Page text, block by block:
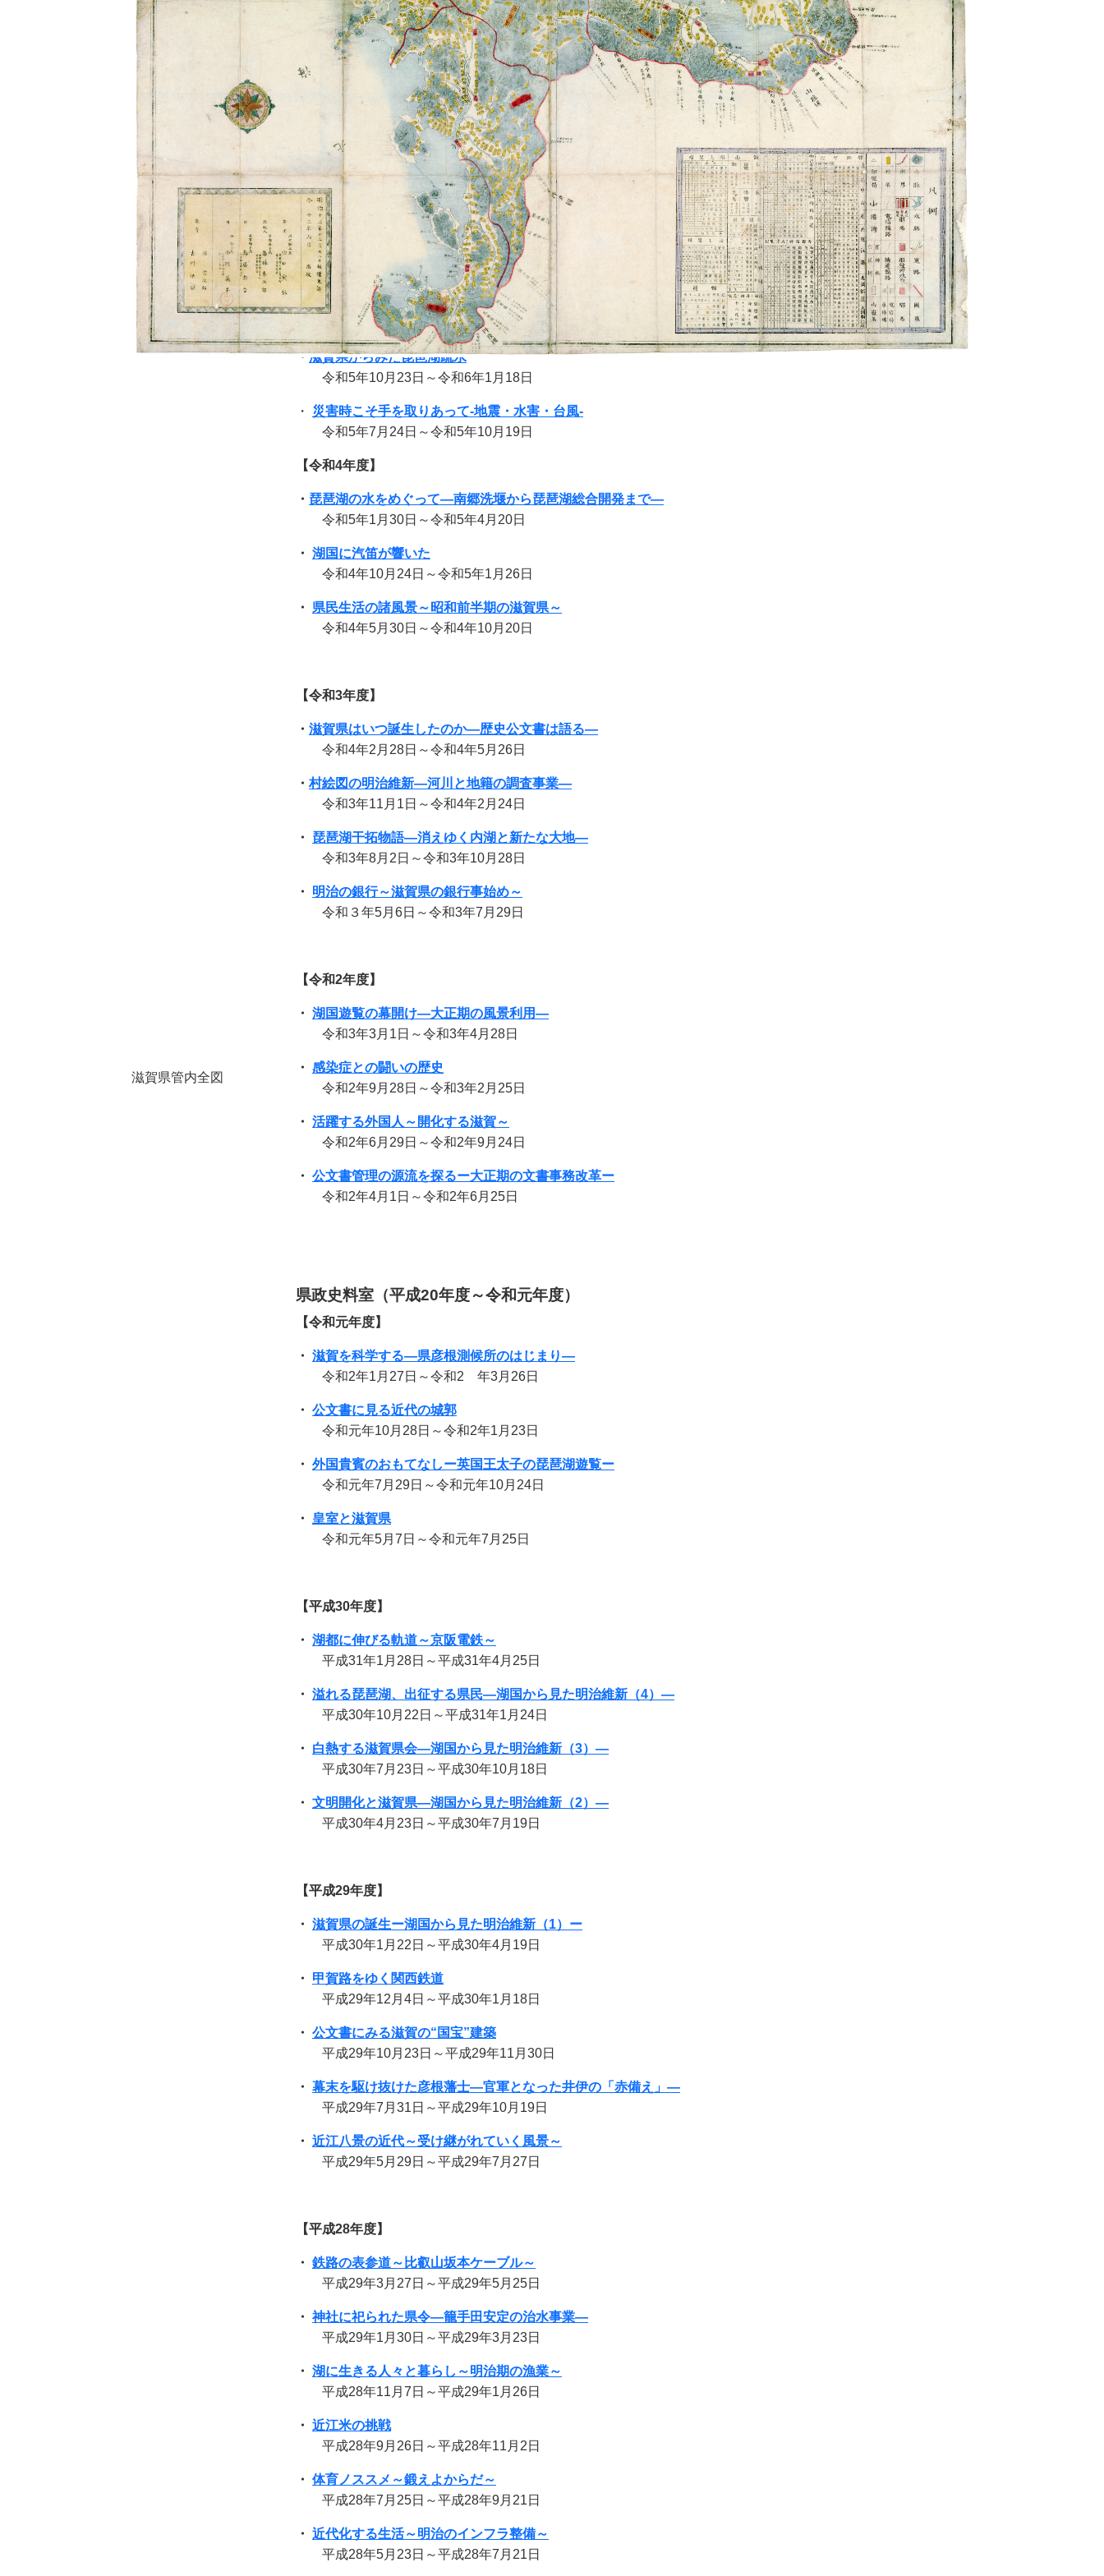
滋賀県管内全図
所蔵資料について
特定歴史公文書、行政資料等
資料の探し方
検索システムの利用方法
デジタル展示
過去の展示資料
資料目録
エクセル形式の旧目録
学校連携
授業活用のための資料画像等
県史編さん
滋賀県史の編さん
年代別
公文書館（令和2年度以降）
大正時代の出発と湖国の発展―新聞でたどる文化・社会―
令和7年1月27日～令和7年5月22日
・湖国の宝が歩んできた道～文化財の危機と保護～
令和6年9月30日～令和7年1月23日
【令和5年度】
・新聞記事からみた明治の湖国
令和6年1月22日～令和6年5月23日
・滋賀県からみた琵琶湖疏水
令和5年10月23日～令和6年1月18日
・ 災害時こそ手を取りあって-地震・水害・台風-
令和5年7月24日～令和5年10月19日
【令和4年度】
・ 琵琶湖の水をめぐって―南郷洗堰から琵琶湖総合開発まで―
令和5年1月30日～令和5年4月20日
・ 湖国に汽笛が響いた
令和4年10月24日～令和5年1月26日
・ 県民生活の諸風景～昭和前半期の滋賀県～
令和4年5月30日～令和4年10月20日
【令和3年度】
・ 滋賀県はいつ誕生したのか―歴史公文書は語る―
令和4年2月28日～令和4年5月26日
・村絵図の明治維新―河川と地籍の調査事業―
令和3年11月1日～令和4年2月24日
・ 琵琶湖干拓物語―消えゆく内湖と新たな大地―
令和3年8月2日～令和3年10月28日
・ 明治の銀行～滋賀県の銀行事始め～
令和３年5月6日～令和3年7月29日
【令和2年度】
・ 湖国遊覧の幕開け―大正期の風景利用―
令和3年3月1日～令和3年4月28日
・ 感染症との闘いの歴史
令和2年9月28日～令和3年2月25日
・ 活躍する外国人～開化する滋賀～
令和2年6月29日～令和2年9月24日
・ 公文書管理の源流を探るー大正期の文書事務改革ー
令和2年4月1日～令和2年6月25日
県政史料室（平成20年度～令和元年度）
【令和元年度】
・ 滋賀を科学する―県彦根測候所のはじまり―
令和2年1月27日～令和2 年3月26日
・ 公文書に見る近代の城郭
令和元年10月28日～令和2年1月23日
・ 外国貴賓のおもてなしー英国王太子の琵琶湖遊覧ー
令和元年7月29日～令和元年10月24日
・ 皇室と滋賀県
令和元年5月7日～令和元年7月25日
【平成30年度】
・ 湖都に伸びる軌道～京阪電鉄～
平成31年1月28日～平成31年4月25日
・ 溢れる琵琶湖、出征する県民―湖国から見た明治維新（4）―
平成30年10月22日～平成31年1月24日
・ 白熱する滋賀県会―湖国から見た明治維新（3）―
平成30年7月23日～平成30年10月18日
・ 文明開化と滋賀県―湖国から見た明治維新（2）―
平成30年4月23日～平成30年7月19日
【平成29年度】
・ 滋賀県の誕生ー湖国から見た明治維新（1）ー
平成30年1月22日～平成30年4月19日
・ 甲賀路をゆく関西鉄道
平成29年12月4日～平成30年1月18日
・ 公文書にみる滋賀の“国宝”建築
平成29年10月23日～平成29年11月30日
・ 幕末を駆け抜けた彦根藩士―官軍となった井伊の「赤備え」―
平成29年7月31日～平成29年10月19日
・ 近江八景の近代～受け継がれていく風景～
平成29年5月29日～平成29年7月27日
【平成28年度】
・ 鉄路の表参道～比叡山坂本ケーブル～
平成29年3月27日～平成29年5月25日
・ 神社に祀られた県令―籠手田安定の治水事業―
平成29年1月30日～平成29年3月23日
・ 湖に生きる人々と暮らし～明治期の漁業～
平成28年11月7日～平成29年1月26日
・ 近江米の挑戦
平成28年9月26日～平成28年11月2日
・ 体育ノススメ～鍛えよからだ～
平成28年7月25日～平成28年9月21日
・ 近代化する生活～明治のインフラ整備～
平成28年5月23日～平成28年7月21日
2026年 (令和8年)
8月8日（土）
月～金 9:00～17:00
祝日・年末年始は休館
当館について
業務内容、沿革等
利用案内
開館時間、利用方法等
刊行物
情報紙、湖国と文化等
アクセス
住所、交通案内